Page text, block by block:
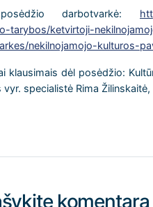
darbotvarkė:
tarybos/ketvirtoji-
nekilnojamojo-kulturos-
klausimais dėl posėdžio:
vyr. specialistė Rima
komentarą